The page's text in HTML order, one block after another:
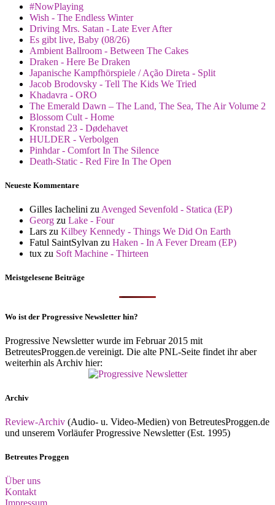
#NowPlaying
Wish - The Endless Winter
Driving Mrs. Satan - Late Ever After
Es gibt live, Baby (08/26)
Ambient Ballroom - Between The Cakes
Draken - Here Be Draken
Japanische Kampfhörspiele / Ação Direta - Split
Jacob Brodovsky - Tell The Kids We Tried
Khadavra - ORO
The Emerald Dawn – The Land, The Sea, The Air Volume 2
Blossom Cult - Home
Kronstad 23 - Dødehavet
HULDER - Verbolgen
Pinhdar - Comfort In The Silence
Death-Static - Red Fire In The Open
Neueste Kommentare
Gilles Iachelini zu Avenged Sevenfold - Statica (EP)
Georg zu Lake - Four
Lars zu Kilbey Kennedy - Things We Did On Earth
Fatul SaintSylvan zu Haken - In A Fever Dream (EP)
tux zu Soft Machine - Thirteen
Meistgelesene Beiträge
Wo ist der Progressive Newsletter hin?
Progressive Newsletter wurde im Februar 2015 mit
BetreutesProggen.de vereinigt. Die alte PNL-Seite findet ihr aber
weiterhin als Archiv hier:
Archiv
Review-Archiv (Audio- u. Video-Medien) von BetreutesProggen.de
und unserem Vorläufer Progressive Newsletter (Est. 1995)
Betreutes Proggen
Über uns
Kontakt